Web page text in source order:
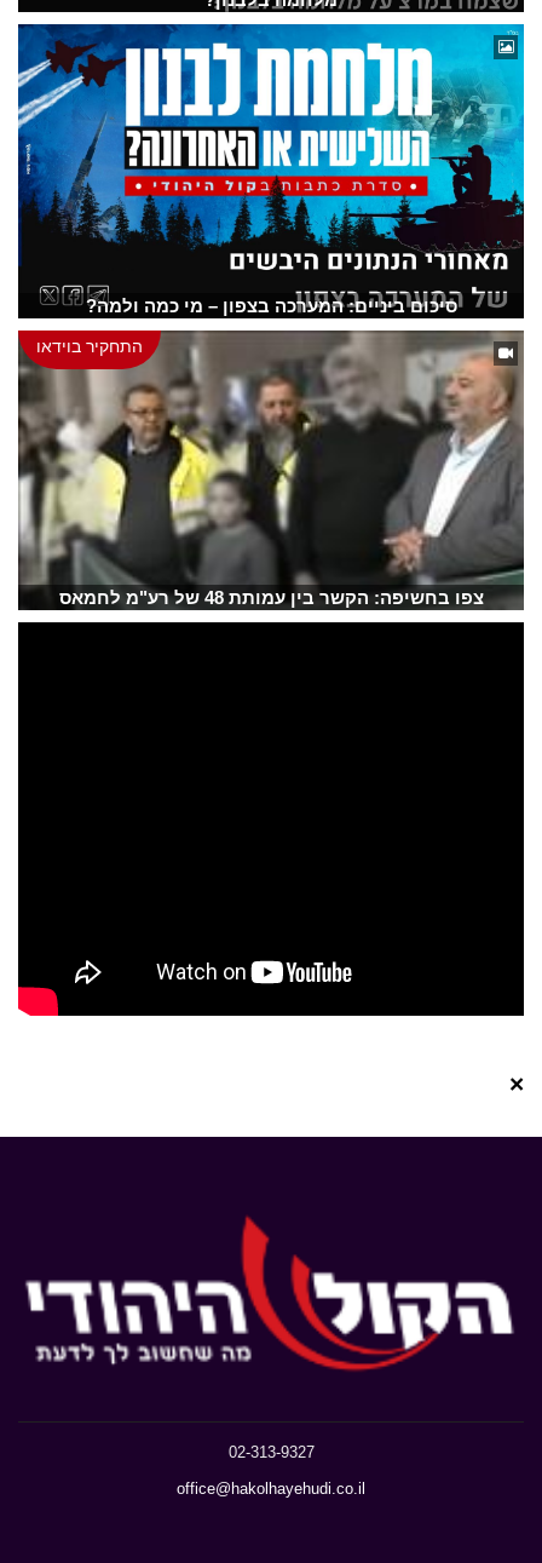
סיכום ביניים: המערכה בצפון – מי כמה ולמה?
התחקיר בוידאו
צפו בחשיפה: הקשר בין עמותת 48 של רע"מ לחמאס
×
02-313-9327
office@hakolhayehudi.co.il